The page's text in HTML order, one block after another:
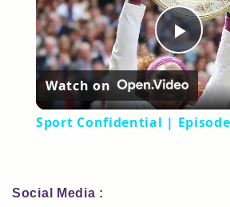
Play
Watch on
Sport Confidential | Episode
Social Media :